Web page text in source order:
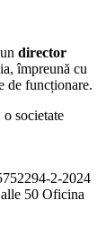
director
împreună cu
de funcționare.
o societate
2-2024
50 Oficina